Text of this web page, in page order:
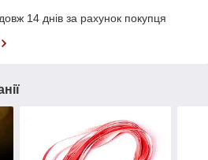
14 днів за рахунок покупця